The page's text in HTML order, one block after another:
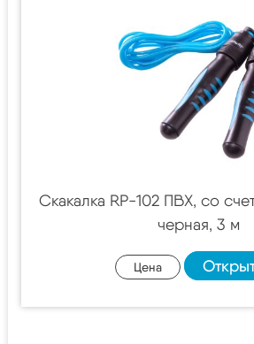
Скакалка RP-102 ПВХ, со
черная, 3 м
Цена